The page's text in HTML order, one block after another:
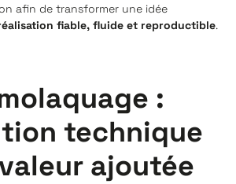
afin de transformer une idée
fiable, fluide et reproductible.
:
technique
ajoutée